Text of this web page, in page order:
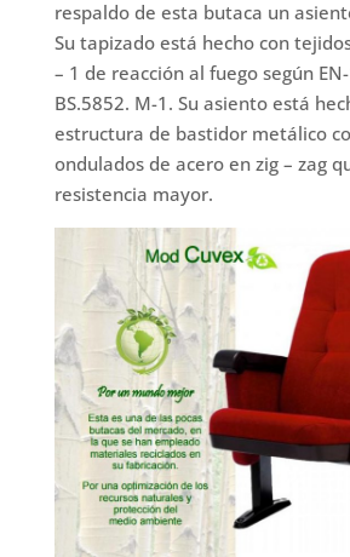
respaldo de esta butaca un
Su tapizado está hecho con
– 1 de reacción al fuego según
BS.5852. M-1. Su asiento está
estructura de bastidor metálico
ondulados de acero en zig – zag
resistencia mayor.